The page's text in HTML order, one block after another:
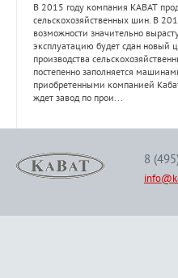
В 2015 году компания KABAT
сельскохозяйственных шин. В
возможности значительно
эксплуатацию будет сдан новый
производства
постепенно заполняется
приобретенными компанией
ждет завод по прои...
8